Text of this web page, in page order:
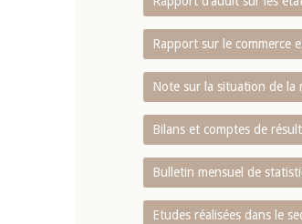
Rapport sur le commerce
Note sur la situation de la
Bilans et comptes de
Bulletin mensuel de
Etudes réalisées dans le